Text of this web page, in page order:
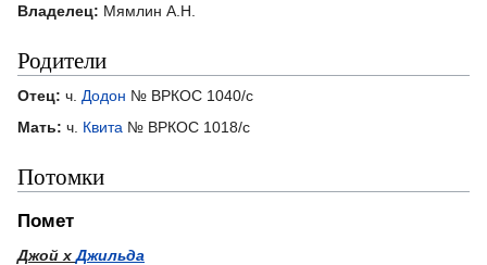
Владелец: Мямлин А.Н.
Родители
Отец: ч. Додон № ВРКОС 1040/с
Мать: ч. Квита № ВРКОС 1018/с
Потомки
Помет
Джой хДжильда